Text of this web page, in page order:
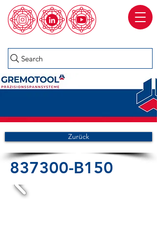
Search
Zurück
837300-B150